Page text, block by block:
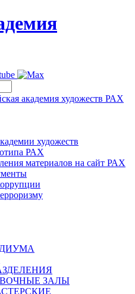
академия художеств РАХ
художеств
РАХ
материалов на сайт РАХ
ЗАЛЫ